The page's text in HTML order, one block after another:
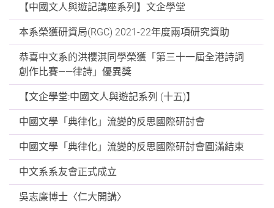
【中國文人與遊記講座系列】文企學堂
本系榮獲研資局(RGC) 2021-22年度兩項研究資助
恭喜中文系的洪櫻淇同學榮獲「第三十一屆全港詩詞
創作比賽——律詩」優異獎
【文企學堂:中國文人與遊記系列 (十五)】
中國文學「典律化」流變的反思國際研討會
中國文學「典律化」流變的反思國際研討會圓滿結束
中文系系友會正式成立
吳志廉博士〈仁大開講〉